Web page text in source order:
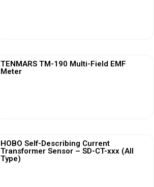
TENMARS TM-190 Multi-Field EMF
Meter
HOBO Self-Describing Current
Transformer Sensor – SD-CT-xxx (All
Type)